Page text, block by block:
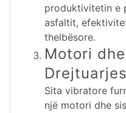
produktivitetin e
asfaltit,
thelbësore.
Motori
Sita vibratore
një motori dhe